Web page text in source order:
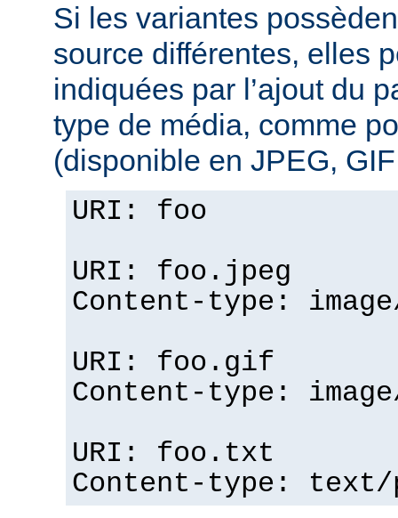
Si les variantes
source différentes, elles
indiquées par l’ajout du
type de média, comme
(disponible en JPEG,
URI: foo
URI: foo.jpeg
Content-type:
URI: foo.gif
Content-type:
URI: foo.txt
Content-type: